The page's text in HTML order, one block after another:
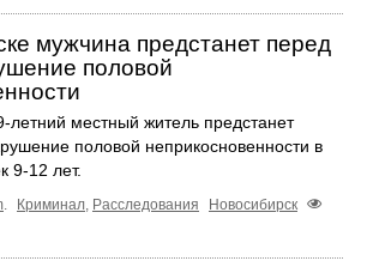
мужчина предстанет перед
половой
летний местный житель предстанет
половой неприкосновенности в
9-12 лет.
. Криминал, Расследования
Новосибирск